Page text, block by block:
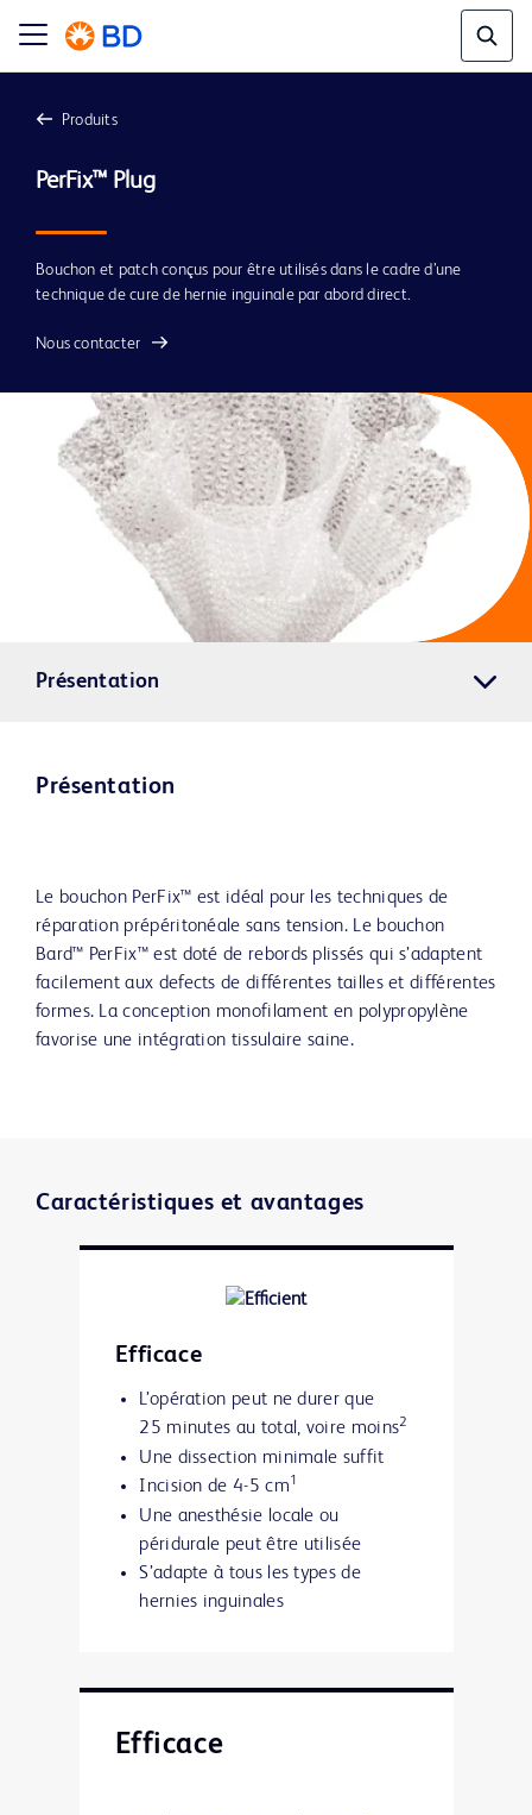
Produits
Bouchon et patch conçus pour être utilisés dans le cadre d’une
technique de cure de hernie inguinale par abord direct.
Nous contacter
Présentation
Présentation
Le bouchon PerFix™ est idéal pour les techniques de
réparation prépéritonéale sans tension. Le bouchon
Bard™ PerFix™ est doté de rebords plissés qui s’adaptent
facilement aux defects de différentes tailles et différentes
formes. La conception monofilament en polypropylène
favorise une intégration tissulaire saine.
Caractéristiques et avantages
Efficace
L’opération peut ne durer que
25 minutes au total, voire moins2
Une dissection minimale suffit
Incision de 4-5 cm1
Une anesthésie locale ou
péridurale peut être utilisée
S’adapte à tous les types de
hernies inguinales
Efficace